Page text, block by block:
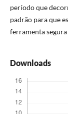
período que
padrão para que
ferramenta
Downloads